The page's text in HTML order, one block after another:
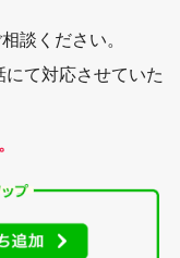
談ください。
て対応させていた